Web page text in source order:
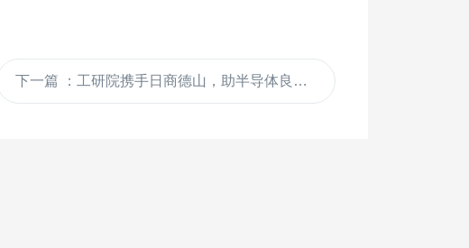
下一篇 ：工研院携手日商德山，助半导体良率提升